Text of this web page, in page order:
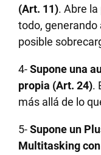
(Art. 11). Abre
todo,
posible
4-Supone una
propia (Art. 24).
más allá de lo
5-Supone un
Multitasking